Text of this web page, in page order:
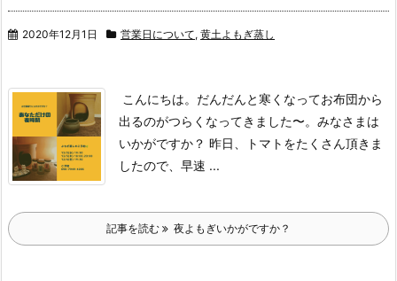
2020年12月1日 営業日について, 黄土よもぎ蒸し
こんにちは。 だんだんと寒くなってお布団から
出るのがつらくなってきました〜。 みなさまは
いかがですか？ 昨日、トマトをたくさん頂きま
したので、早速 ...
記事を読む 夜よもぎいかがですか？